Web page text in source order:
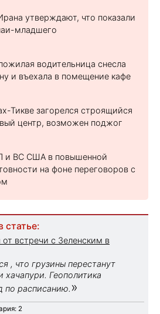
утверждают, что показали
младшего
водительница снесла
и въехала в помещение кафе
Тикве загорелся строящийся
центр, возможен поджог
и ВС США в повышенной
на фоне переговоров с
статье:
от встречи с Зеленским в
, что грузины перестанут
хачапури. Геополитика
по расписанию. »
2